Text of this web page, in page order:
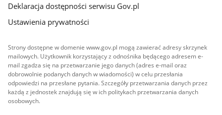
Deklaracja dostępności serwisu Gov.pl
Ustawienia prywatności
Strony dostępne w domenie www.gov.pl mogą zawierać adresy skrzynek
mailowych. Użytkownik korzystający z odnośnika będącego adresem e-
mail zgadza się na przetwarzanie jego danych (adres e-mail oraz
dobrowolnie podanych danych w wiadomości) w celu przesłania
odpowiedzi na przesłane pytania. Szczegóły przetwarzania danych przez
każdą z jednostek znajdują się w ich politykach przetwarzania danych
osobowych.